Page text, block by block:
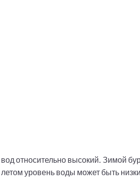
относительно высокий. Зимой
уровень воды может быть